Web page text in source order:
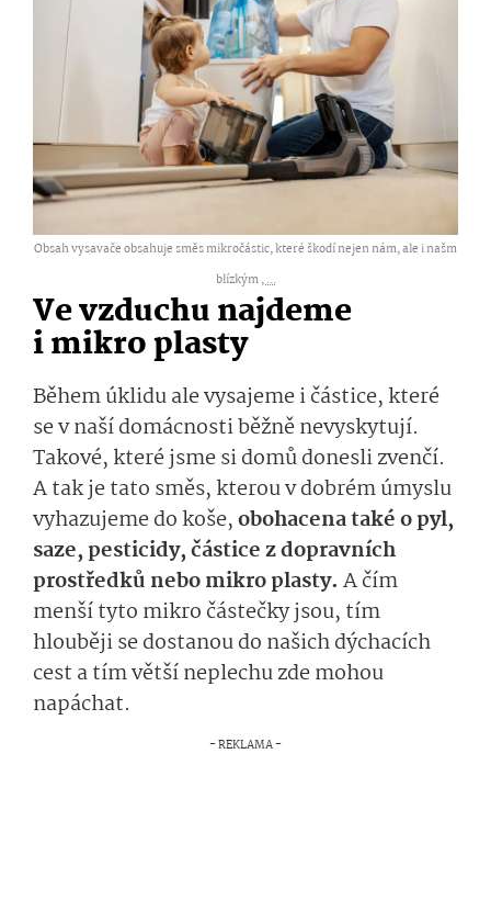
Obsah vysavače obsahuje směs mikročástic, které škodí nejen nám, ale i našm
blízkým ,...
Ve vzduchu najdeme
i mikro plasty
Během úklidu ale vysajeme i částice, které
se v naší domácnosti běžně nevyskytují.
Takové, které jsme si domů donesli zvenčí.
A tak je tato směs, kterou v dobrém úmyslu
vyhazujeme do koše,obohacena také o pyl,
saze, pesticidy, částice z dopravních
prostředků nebo mikro plasty. A čím
menší tyto mikro částečky jsou, tím
hlouběji se dostanou do našich dýchacích
cest a tím větší neplechu zde mohou
napáchat.